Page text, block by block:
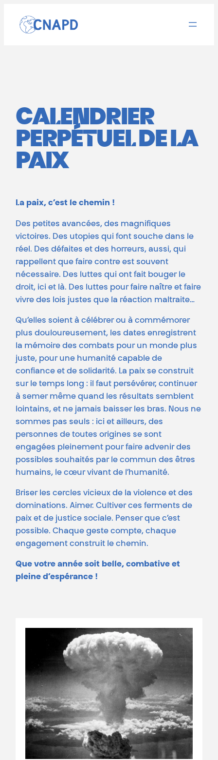
contenu
CALENDRIER
PERPÉTUEL DE LA
PAIX
La paix, c’est le chemin !
Des petites avancées, des magnifiques
victoires. Des utopies qui font souche dans le
réel. Des défaites et des horreurs, aussi, qui
rappellent que faire contre est souvent
nécessaire. Des luttes qui ont fait bouger le
droit, ici et là. Des luttes pour faire naître et faire
vivre des lois justes que la réaction maltraite…
Qu’elles soient à célébrer ou à commémorer
plus douloureusement, les dates enregistrent
la mémoire des combats pour un monde plus
juste, pour une humanité capable de
confiance et de solidarité. La paix se construit
sur le temps long : il faut persévérer, continuer
à semer même quand les résultats semblent
lointains, et ne jamais baisser les bras. Nous ne
sommes pas seuls : ici et ailleurs, des
personnes de toutes origines se sont
engagées pleinement pour faire advenir des
possibles souhaités par le commun des êtres
humains, le cœur vivant de l’humanité.
Briser les cercles vicieux de la violence et des
dominations. Aimer. Cultiver ces ferments de
paix et de justice sociale. Penser que c’est
possible. Chaque geste compte, chaque
engagement construit le chemin.
Que votre année soit belle, combative et
pleine d’espérance !